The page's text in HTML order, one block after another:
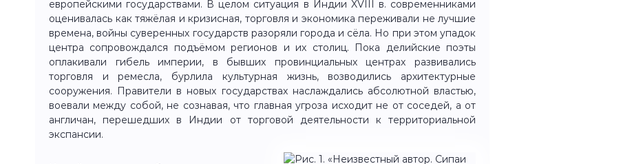
европейскими государствами. В целом ситуация в Индии XVIII в. современниками
оценивалась как тяжёлая и кризисная, торговля и экономика переживали не лучшие
времена, войны суверенных государств разоряли города и сёла. Но при этом упадок
центра сопровождался подъёмом регионов и их столиц. Пока делийские поэты
оплакивали гибель империи, в бывших провинциальных центрах развивались
торговля и ремесла, бурлила культурная жизнь, возводились архитектурные
сооружения. Правители в новых государствах наслаждались абсолютной властью,
воевали между собой, не сознавая, что главная угроза исходит не от соседей, а от
англичан, перешедших в Индии от торговой деятельности к территориальной
экспансии.